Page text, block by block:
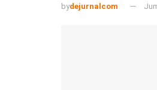
bydejurnalcom